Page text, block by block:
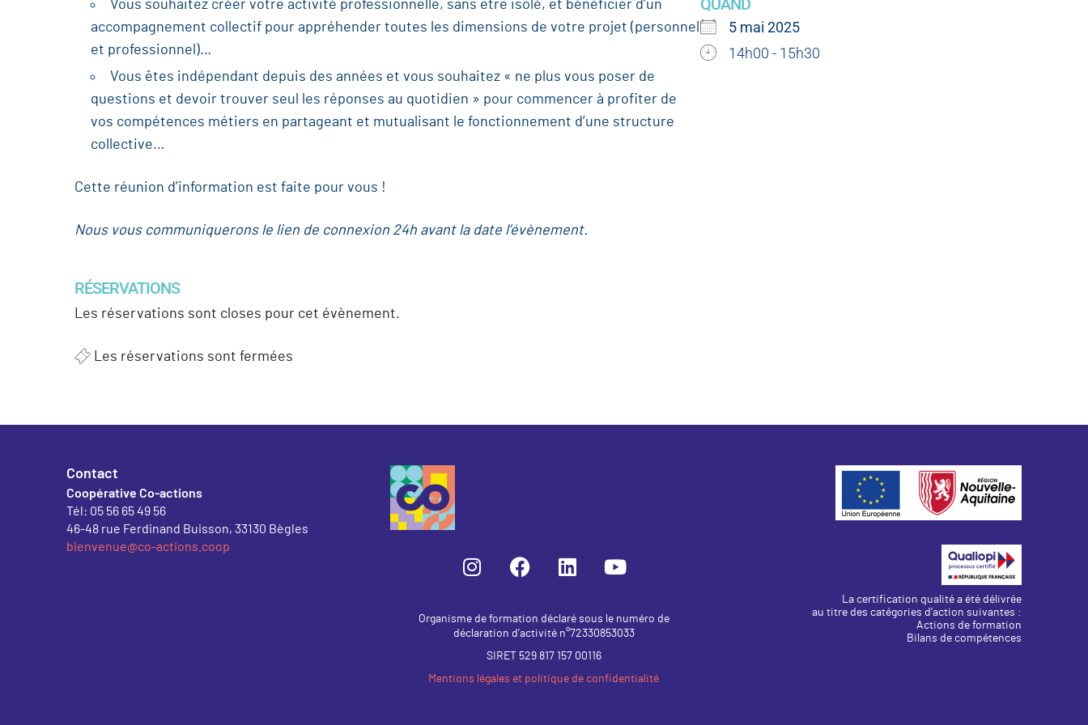
Vous souhaitez créer votre activité professionnelle, sans être isolé, et bénéficier d’un
accompagnement collectif pour appréhender toutes les dimensions de votre projet (personnel
et professionnel)…
Vous êtes indépendant depuis des années et vous souhaitez « ne plus vous poser de
questions et devoir trouver seul les réponses au quotidien » pour commencer à profiter de
vos compétences métiers en partageant et mutualisant le fonctionnement d’une structure
collective…
Cette réunion d’information est faite pour vous !
Nous vous communiquerons le lien de connexion 24h avant la date l’évènement.
QUAND
5 mai 2025
14h00 - 15h30
RÉSERVATIONS
Les réservations sont closes pour cet évènement.
Les réservations sont fermées
Contact
Coopérative Co-actions
Tél: 05 56 65 49 56
46-48 rue Ferdinand Buisson, 33130 Bègles
bienvenue@co-actions.coop
Organisme de formation déclaré sous le numéro de
déclaration d’activité n°72330853033
SIRET 529 817 157 00116
Mentions légales et politique de confidentialité
La certification qualité a été délivrée
au titre des catégories d’action suivantes :
Actions de formation
Bilans de compétences